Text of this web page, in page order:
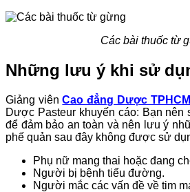
Các bài thuốc từ
Những lưu ý khi sử
Giảng viênCao đẳng Dược TPHCM
Dược Pasteur khuyến cáo: Bạn
để đảm bảo an toàn và nên lưu ý
phế quản sau đây không được sử
Phụ nữ mang thai hoặc đang
Người bị bệnh tiểu đường.
Người mắc các vấn đề về tim